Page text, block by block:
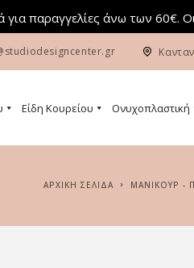
παραγγελίες άνω των 60€.
Είδη Κουρείου Ονυχοπλαστική
ΑΡΧΙΚΉ ΣΕΛΊΔΑ ΜΑΝΙΚΟΥΡ -